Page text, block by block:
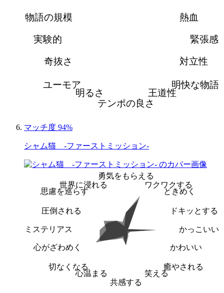
熱血
緊張感
対立性
明快な物語
王道性
テンポの良さ
明るさ
ユーモア
奇抜さ
実験的
物語の規模
マッチ度 94%
シャム猫 -ファーストミッション-
勇気をもらえる
ワクワクする
ときめく
ドキッとする
かっこいい
かわいい
癒やされる
笑える
共感する
心温まる
切なくなる
心がざわめく
ミステリアス
圧倒される
思慮を巡らす
世界に浸れる